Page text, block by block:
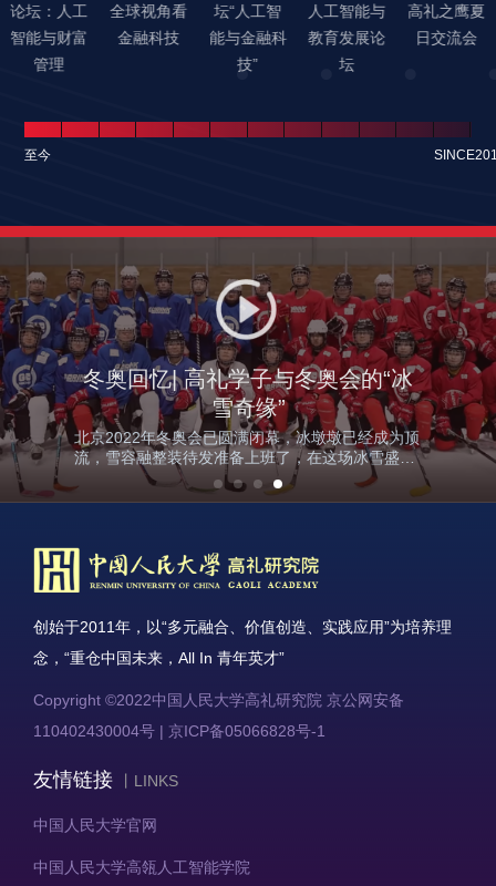
深刻影响着居
民的消费生
活。
支持
券业版个人征
信系统将上
人员纳入线上
于其他国家也
是美元走强的
不会对人民币
汇率产生较大
国内供应链受
人民币汇率将
在短期内面临
贬值压力，但
基本性账户对
人民币仍有支
撑，无需过度
担忧人民币贬
值。
论坛：人工
智能与财富
管理
全球视角看
金融科技
坛“人工智
能与金融科
技”
人工智能与
教育发展论
坛
高礼之鹰夏
日交流会
至今
冬奥回忆| 高礼学子与冬奥会的“冰
雪奇缘”
北京2022年冬奥会已圆满闭幕，冰墩墩已经成为顶
流，雪容融整装待发准备上班了，在这场冰雪盛宴
中“雪花”的故事还在继续。
创始于2011年，以“多元融合、价值创造、实践应用”为培养理
念，“重仓中国未来，All In 青年英才”
Copyright ©2022中国人民大学高礼研究院 京公网安备
110402430004号 | 京ICP备05066828号-1
友情链接 丨LINKS
中国人民大学官网
中国人民大学高瓴人工智能学院